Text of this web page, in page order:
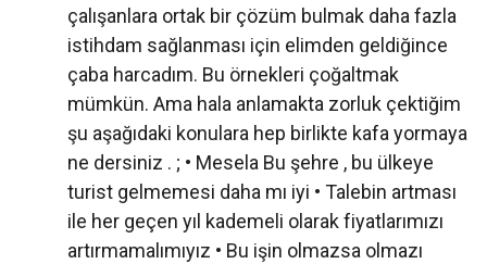
çalışanlara ortak bir çözüm bulmak daha fazla
istihdam sağlanması için elimden geldiğince
çaba harcadım. Bu örnekleri çoğaltmak
mümkün. Ama hala anlamakta zorluk çektiğim
şu aşağıdaki konulara hep birlikte kafa yormaya
ne dersiniz . ; • Mesela Bu şehre , bu ülkeye
turist gelmemesi daha mı iyi • Talebin artması
ile her geçen yıl kademeli olarak fiyatlarımızı
artırmamalımıyız • Bu işin olmazsa olmazı